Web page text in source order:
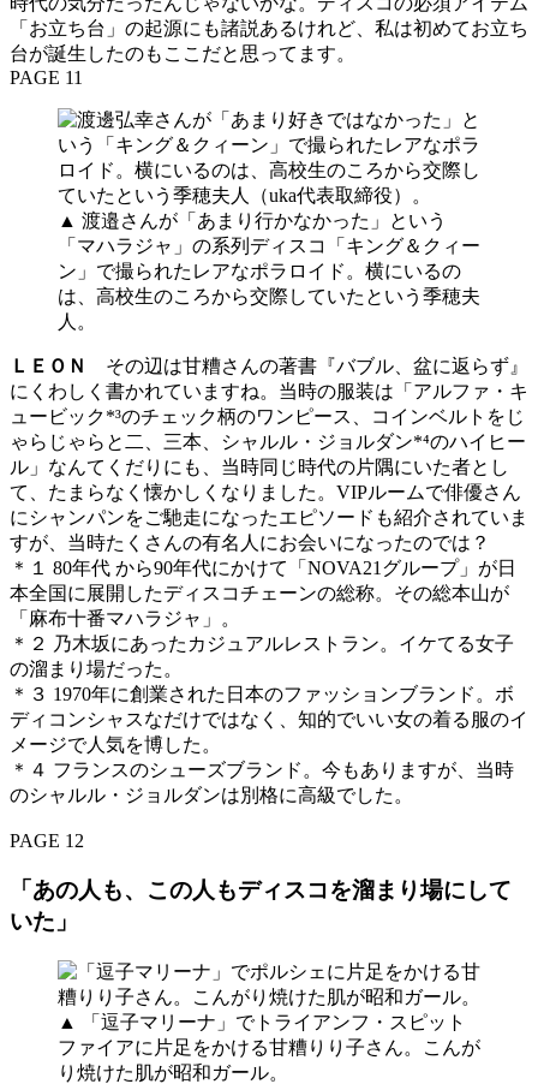
「お立ち台」の起源にも諸説あるけれど、私は初めてお立ち
台が誕生したのもここだと思ってます。
PAGE 11
▲ 渡邉さんが「あまり行かなかった」という
「マハラジャ」の系列ディスコ「キング＆クィー
ン」で撮られたレアなポラロイド。横にいるの
は、高校生のころから交際していたという季穂夫
人。
ＬＥＯＮ その辺は甘糟さんの著書『バブル、盆に返らず』
にくわしく書かれていますね。当時の服装は「アルファ・キ
ュービック*³のチェック柄のワンピース、コインベルトをじ
ゃらじゃらと二、三本、シャルル・ジョルダン*⁴のハイヒー
ル」なんてくだりにも、当時同じ時代の片隅にいた者とし
て、たまらなく懐かしくなりました。VIPルームで俳優さん
にシャンパンをご馳走になったエピソードも紹介されていま
すが、当時たくさんの有名人にお会いになったのでは？
＊１ 80年代 から90年代にかけて「NOVA21グループ」が日
本全国に展開したディスコチェーンの総称。その総本山が
「麻布十番マハラジャ」。
＊２ 乃木坂にあったカジュアルレストラン。イケてる女子
の溜まり場だった。
＊３ 1970年に創業された日本のファッションブランド。ボ
ディコンシャスなだけではなく、知的でいい女の着る服のイ
メージで人気を博した。
＊４ フランスのシューズブランド。今もありますが、当時
のシャルル・ジョルダンは別格に高級でした。
PAGE 12
「あの人も、この人もディスコを溜まり場にして
いた」
▲ 「逗子マリーナ」でトライアンフ・スピット
ファイアに片足をかける甘糟りり子さん。こんが
り焼けた肌が昭和ガール。